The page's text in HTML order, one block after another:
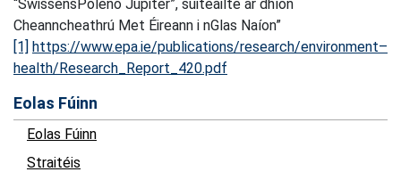
“SwissensPoleno Jupiter”, suiteáilte ar dhíon
Cheanncheathrú Met Éireann i nGlas Naíon”
[1] https://www.epa.ie/publications/research/environment–
health/Research_Report_420.pdf
Eolas Fúinn
Eolas Fúinn
Straitéis